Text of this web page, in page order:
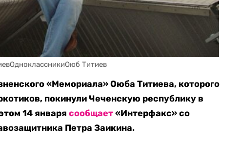
Титиев
«Мемориала» Оюба Титиева, которого
покинули Чеченскую республику в
14 январясообщает«Интерфакс» со
Петра Заикина.